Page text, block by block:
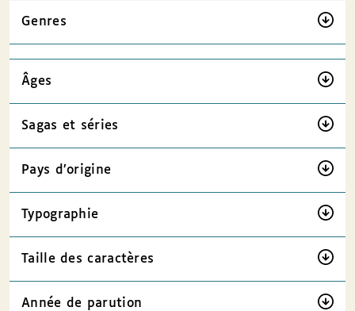
Genres
Âges
Sagas et séries
Pays d’origine
Typographie
Taille des caractères
Année de parution